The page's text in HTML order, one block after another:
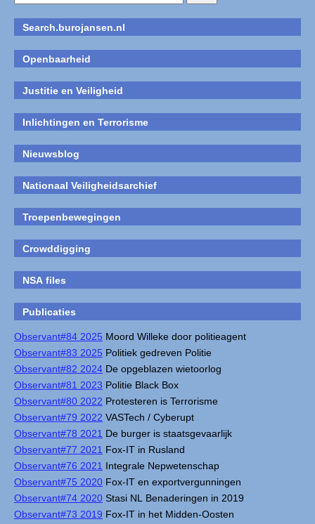
Search.burojansen.nl
Openbaarheid
Justitie en Veiligheid
Inlichtingen en Terrorisme
Nieuwsblog
Nationaal Veiligheidsarchief
Troepenbewegingen
Crowddigging
NSA files
Publicaties
Observant#84 2025 Moord Willeke door politieagent
Observant#83 2025 Politiek gedreven Politie
Observant#82 2024 De opgeblazen wietoorlog
Observant#81 2023 Politie Black Box
Observant#80 2022 Protesteren is Terrorisme
Observant#79 2022 VASTech / Cyberupt
Observant#78 2021 De burger is staatsgevaarlijk
Observant#77 2021 Fox-IT in Rusland
Observant#76 2021 Integrale Nepwetenschap
Observant#75 2020 Fox-IT en exportvergunningen
Observant#74 2020 Stasi NL Benaderingen in 2019
Observant#73 2019 Fox-IT in het Midden-Oosten